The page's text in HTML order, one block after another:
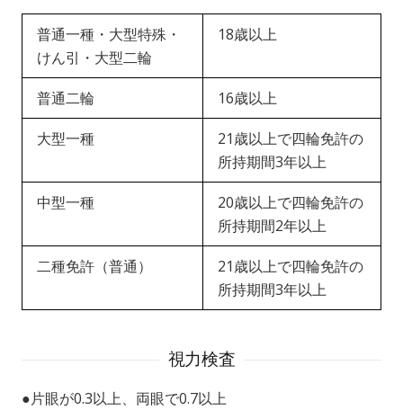
普通一種・大型特殊・
けん引・大型二輪
18歳以上
普通二輪 16歳以上
大型一種
21歳以上で四輪免許の
所持期間3年以上
中型一種
20歳以上で四輪免許の
所持期間2年以上
二種免許（普通）
21歳以上で四輪免許の
所持期間3年以上
視力検査
●片眼が0.3以上、両眼で0.7以上